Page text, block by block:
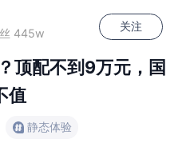
中...445w
关注
顶配不到9万元，国
值
静态体验